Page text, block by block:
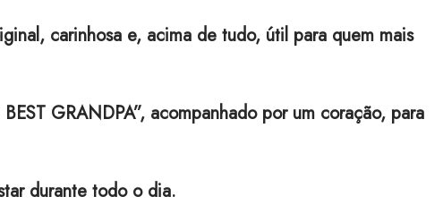
carinhosa e, acima de tudo, útil para quem mais
GRANDPA”, acompanhado por um coração, para
durante todo o dia.